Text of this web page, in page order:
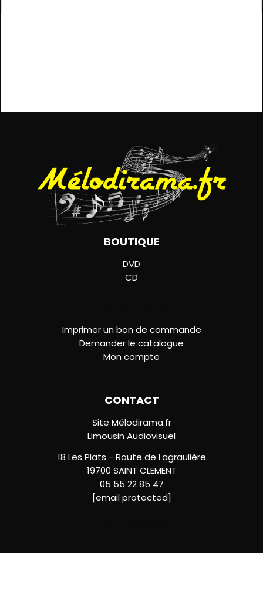
BOUTIQUE
DVD
CD
Imprimer un bon de commande
Demander le catalogue
Mon compte
CONTACT
Site Mélodirama.fr
Limousin Audiovisuel
18 Les Plats - Route de Lagraulière
19700 SAINT CLEMENT
05 55 22 85 47
[email protected]